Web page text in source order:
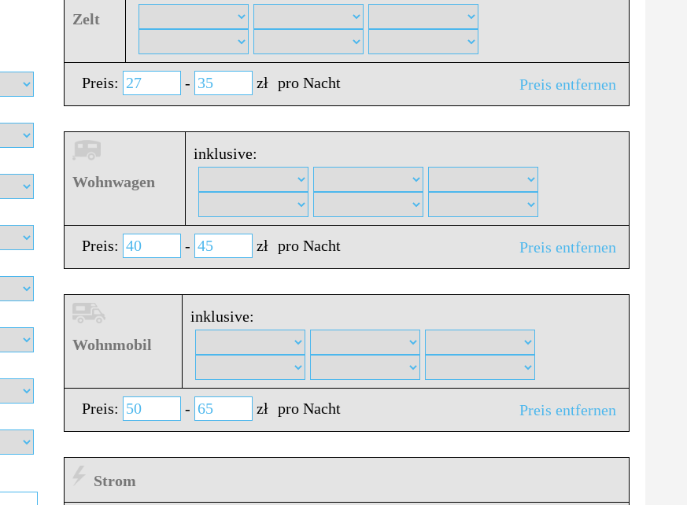
Zelt
Preis: - zł pro Nacht Preis entfernen
Wohnwagen
inklusive:
Preis: - zł pro Nacht Preis entfernen
Wohnmobil
inklusive:
Preis: - zł pro Nacht Preis entfernen
Strom